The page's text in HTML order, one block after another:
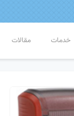
خدمات مقالات